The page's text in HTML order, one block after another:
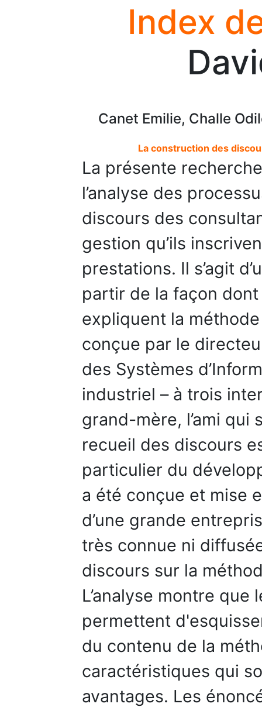
Index
Canet Emilie, Challe
La construction des
La présente
l’analyse des
discours des
gestion qu’ils
prestations. Il s’agit
partir de la façon
expliquent la
conçue par le
des Systèmes
industriel – à trois
grand-mère, l’ami qui
recueil des discours
particulier du
a été conçue et mise
d’une grande
très connue ni
discours sur la
L’analyse montre
permettent
du contenu de la
caractéristiques qui
avantages. Les